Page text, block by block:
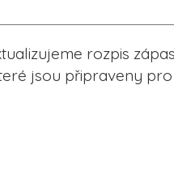
rozpis
jsou připraveny